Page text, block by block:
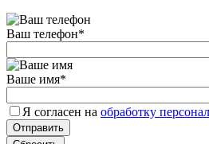
Ваш телефон*
Ваше имя*
Я согласен на обработку